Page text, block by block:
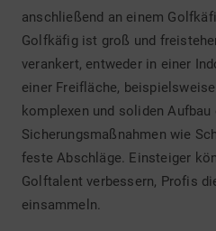
anschließend an einem
Golfkäfig ist groß und
verankert, entweder in einer
einer Freifläche,
komplexen und soliden
Sicherungsmaßnahmen wie
feste Abschläge. Einsteiger
Golftalent verbessern, Profis
einsammeln.